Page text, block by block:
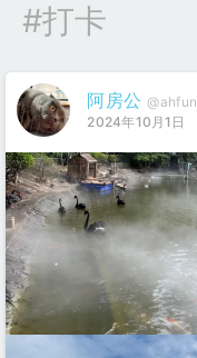
#打卡
阿房公 @ahfun
2024年10月1日